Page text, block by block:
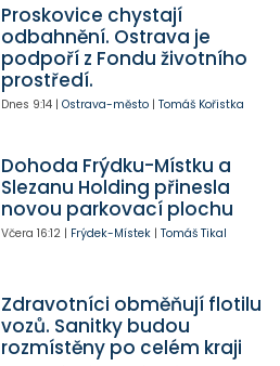
Proskovice chystají
odbahnění. Ostrava je
podpoří z Fondu životního
prostředí.
Dnes 9:14| Ostrava-město| Tomáš Kořistka
Dohoda Frýdku-Místku a
Slezanu Holding přinesla
novou parkovací plochu
Včera 16:12| Frýdek-Místek| Tomáš Tikal
Zdravotníci obměňují flotilu
vozů. Sanitky budou
rozmístěny po celém kraji